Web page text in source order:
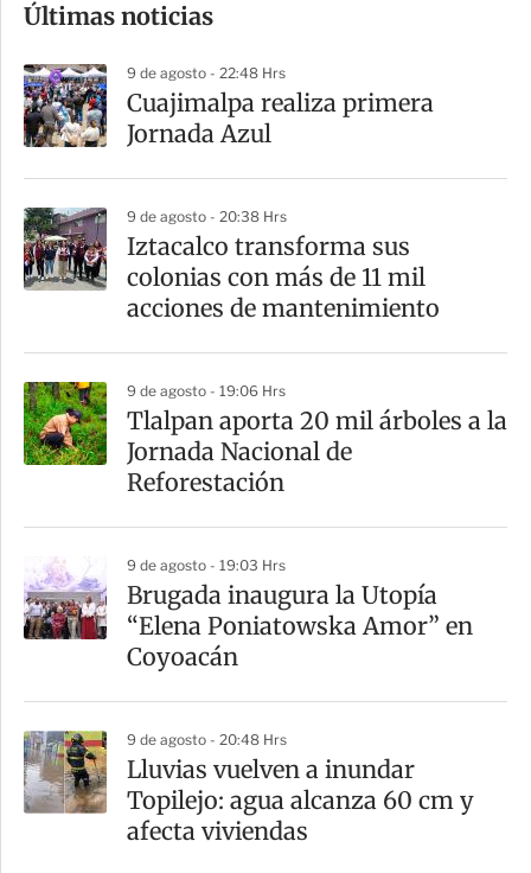
m
a
r
t
r
Últimas noticias
9 de agosto - 22:48 Hrs
Cuajimalpa realiza primera
Jornada Azul
9 de agosto - 20:38 Hrs
Iztacalco transforma sus
colonias con más de 11 mil
acciones de mantenimiento
9 de agosto - 19:06 Hrs
Tlalpan aporta 20 mil árboles a la
Jornada Nacional de
Reforestación
9 de agosto - 19:03 Hrs
Brugada inaugura la Utopía
“Elena Poniatowska Amor” en
Coyoacán
9 de agosto - 20:48 Hrs
Lluvias vuelven a inundar
Topilejo: agua alcanza 60 cm y
afecta viviendas